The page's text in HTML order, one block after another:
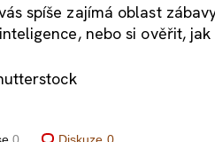
spíše zajímá oblast
nebo si ověřit,